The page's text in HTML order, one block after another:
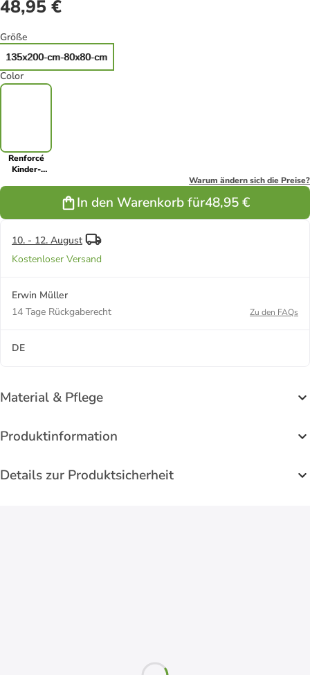
48,95 €
Größe
135x200-cm-80x80-cm
Color
Renforcé
Kinder-
Warum ändern sich die Preise?
In den Warenkorb für48,95 €
10. - 12. August
Kostenloser Versand
Erwin Müller
14 Tage Rückgaberecht
Zu den FAQs
DE
Material & Pflege
Produktinformation
Details zur Produktsicherheit